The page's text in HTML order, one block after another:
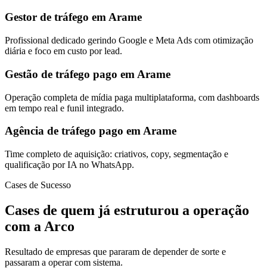
Gestor de tráfego em Arame
Profissional dedicado gerindo Google e Meta Ads com otimização
diária e foco em custo por lead.
Gestão de tráfego pago em Arame
Operação completa de mídia paga multiplataforma, com dashboards
em tempo real e funil integrado.
Agência de tráfego pago em Arame
Time completo de aquisição: criativos, copy, segmentação e
qualificação por IA no WhatsApp.
Cases de Sucesso
Cases de quem já estruturou a operação
com a Arco
Resultado de empresas que pararam de depender de sorte e
passaram a operar com sistema.